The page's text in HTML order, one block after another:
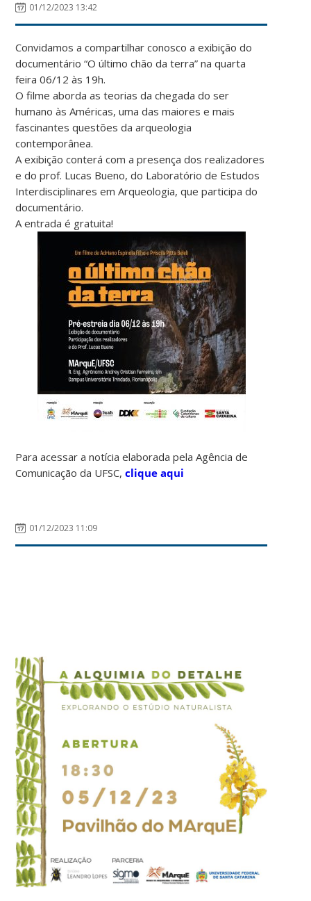
01/12/2023 13:42
Convidamos a compartilhar conosco a exibição do
documentário “O último chão da terra” na quarta
feira 06/12 às 19h.
O filme aborda as teorias da chegada do ser
humano às Américas, uma das maiores e mais
fascinantes questões da arqueologia
contemporânea.
A exibição conterá com a presença dos realizadores
e do prof. Lucas Bueno, do Laboratório de Estudos
Interdisciplinares em Arqueologia, que participa do
documentário.
A entrada é gratuita!
Para acessar a notícia elaborada pela Agência de
Comunicação da UFSC,clique aqui
01/12/2023 11:09